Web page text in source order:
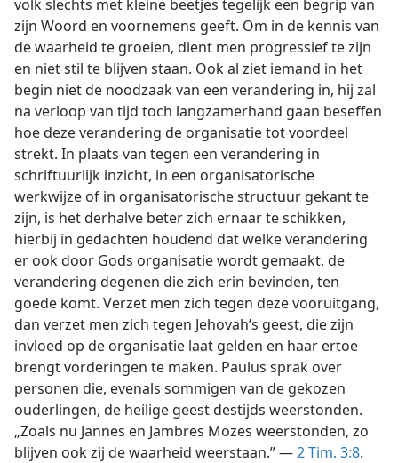
volk slechts met kleine beetjes tegelijk een begrip van
zijn Woord en voornemens geeft. Om in de kennis van
de waarheid te groeien, dient men progressief te zijn
en niet stil te blijven staan. Ook al ziet iemand in het
begin niet de noodzaak van een verandering in, hij zal
na verloop van tijd toch langzamerhand gaan beseffen
hoe deze verandering de organisatie tot voordeel
strekt. In plaats van tegen een verandering in
schriftuurlijk inzicht, in een organisatorische
werkwijze of in organisatorische structuur gekant te
zijn, is het derhalve beter zich ernaar te schikken,
hierbij in gedachten houdend dat welke verandering
er ook door Gods organisatie wordt gemaakt, de
verandering degenen die zich erin bevinden, ten
goede komt. Verzet men zich tegen deze vooruitgang,
dan verzet men zich tegen Jehovah’s geest, die zijn
invloed op de organisatie laat gelden en haar ertoe
brengt vorderingen te maken. Paulus sprak over
personen die, evenals sommigen van de gekozen
ouderlingen, de heilige geest destijds weerstonden.
„Zoals nu Jannes en Jambres Mozes weerstonden, zo
blijven ook zij de waarheid weerstaan.” —2 Tim. 3:8.